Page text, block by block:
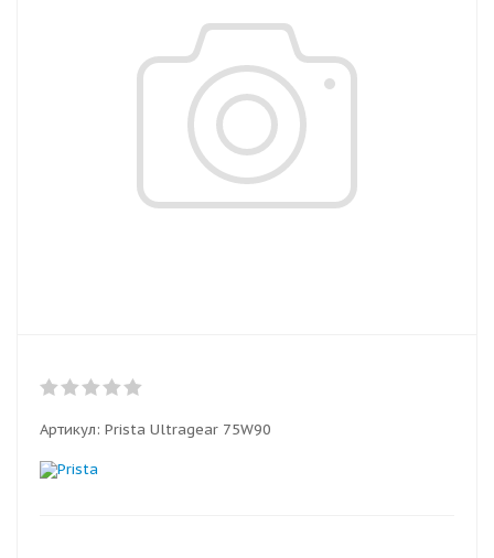
Артикул: Prista Ultragear 75W90